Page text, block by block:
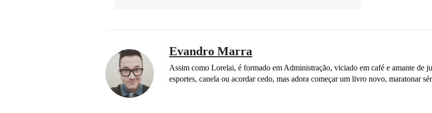
Evandro Marra
Assim como Lorelai, é formado em Administração, viciado em café e amante de
esportes, canela ou acordar cedo, mas adora começar um livro novo, maratonar